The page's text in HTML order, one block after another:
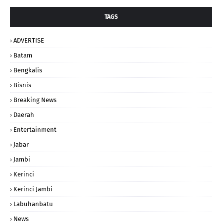
TAGS
ADVERTISE
Batam
Bengkalis
Bisnis
Breaking News
Daerah
Entertainment
Jabar
Jambi
Kerinci
Kerinci Jambi
Labuhanbatu
News